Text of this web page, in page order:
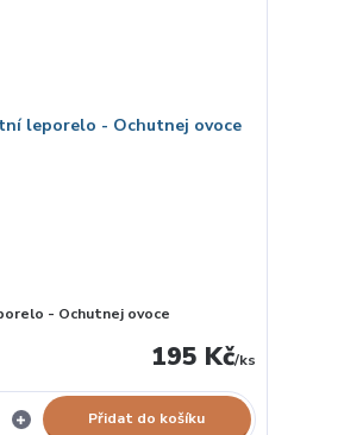
- Ochutnej ovoce
195 Kč/ks
Přidat do košíku